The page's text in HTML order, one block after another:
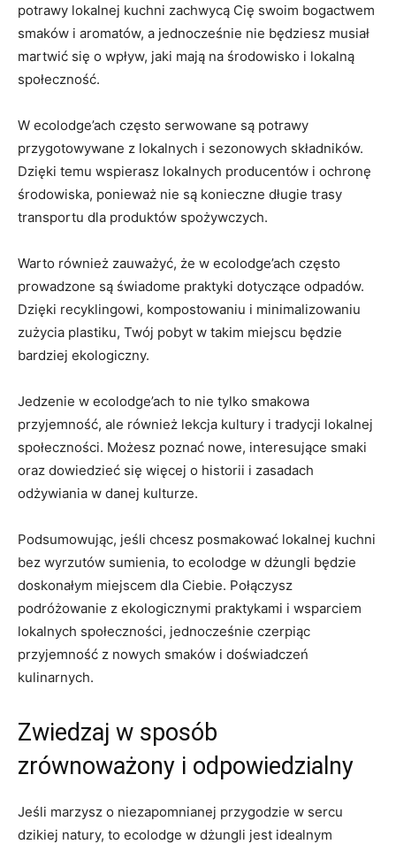
potrawy lokalnej⁣ kuchni zachwycą Cię swoim bogactwem
smaków i⁢ aromatów, a jednocześnie nie będziesz musiał
martwić się o wpływ, jaki mają na ⁤środowisko i lokalną
społeczność.
W ecolodge’ach często ⁤serwowane są ⁣potrawy
przygotowywane z lokalnych ‌i sezonowych składników.
Dzięki temu wspierasz lokalnych producentów i ochronę
środowiska,​ ponieważ nie są konieczne​ długie trasy
transportu dla produktów spożywczych.
Warto również zauważyć,‍ że w ecolodge’ach często
prowadzone⁣ są świadome ​praktyki dotyczące odpadów.
Dzięki recyklingowi, kompostowaniu i minimalizowaniu
zużycia plastiku, Twój pobyt w takim miejscu będzie
bardziej ekologiczny.
Jedzenie w ⁢ecolodge’ach to nie ‌tylko smakowa
przyjemność, ale również lekcja kultury⁢ i tradycji⁢ lokalnej
społeczności. Możesz poznać nowe, interesujące smaki​
oraz⁢ dowiedzieć się więcej o historii i zasadach
odżywiania w‍ danej kulturze.
Podsumowując,⁤ jeśli chcesz posmakować lokalnej kuchni
bez wyrzutów sumienia, to ecolodge w dżungli będzie
doskonałym miejscem dla Ciebie.​ Połączysz
podróżowanie⁣ z ekologicznymi praktykami i wsparciem
lokalnych społeczności, jednocześnie czerpiąc
przyjemność z nowych smaków i doświadczeń
⁣kulinarnych.
Zwiedzaj w sposób
zrównoważony i odpowiedzialny
Jeśli marzysz o niezapomnianej przygodzie w sercu‌
dzikiej natury, to ecolodge w⁣ dżungli ‍jest idealnym